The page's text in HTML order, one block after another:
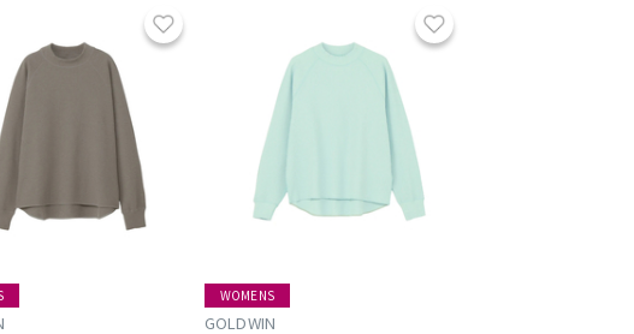
WOMENS
GOLDWIN